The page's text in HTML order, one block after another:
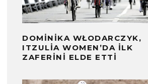
DOMINIKA WŁODARCZYK,
ITZULIA WOMEN’DA İLK
ZAFERINI ELDE ETTI